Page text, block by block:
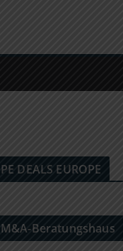
PE DEALS EUROPE
M&A-Beratungshaus